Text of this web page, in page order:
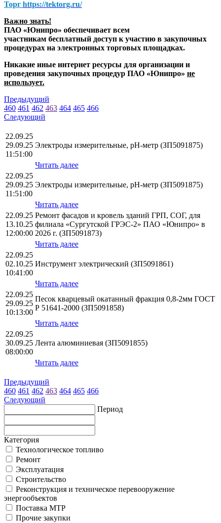
Торг https://tektorg.ru/
Важно знать!
ПАО «Юнипро» обеспечивает всем
участникам бесплатный доступ к участию в закупочных
процедурах на электронных торговых площадках.
Никакие иные интернет ресурсы для организации и
проведения закупочных процедур ПАО «Юнипро» не
использует.
Предыдущий
460 461 462 463 464 465 466
Следующий
22.09.25
29.09.25
11:51:00
Электроды измерительные, pH-метр (ЗП5091875)
Читать далее
22.09.25
29.09.25
11:51:00
Электроды измерительные, pH-метр (ЗП5091875)
Читать далее
22.09.25
13.10.25
12:00:00
Ремонт фасадов и кровель зданий ГРП, СОГ, для
филиала «Сургутской ГРЭС-2» ПАО «Юнипро» в
2026 г. (ЗП5091873)
Читать далее
22.09.25
02.10.25
10:41:00
Инструмент электрический (ЗП5091861)
Читать далее
22.09.25
29.09.25
10:13:00
Песок кварцевый окатанный фракция 0,8-2мм ГОСТ
Р 51641-2000 (ЗП5091858)
Читать далее
22.09.25
30.09.25
08:00:00
Лента алюминиевая (ЗП5091855)
Читать далее
Предыдущий
460 461 462 463 464 465 466
Следующий
Период
Категория
Технологическое топливо
Ремонт
Эксплуатация
Строительство
Реконструкция и техническое перевооружение
энергообъектов
Поставка МТР
Прочие закупки